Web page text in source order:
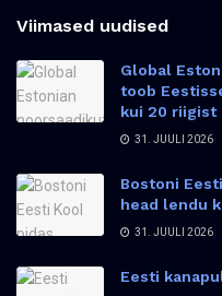
Viimased uudised
Global
toob
kui 20 riigist
31. JUULI 2026
Bostoni
head lendu
31. JUULI 2026
Eesti